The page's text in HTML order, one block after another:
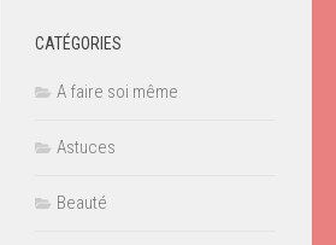
CATÉGORIES
A faire soi même
Astuces
Beauté